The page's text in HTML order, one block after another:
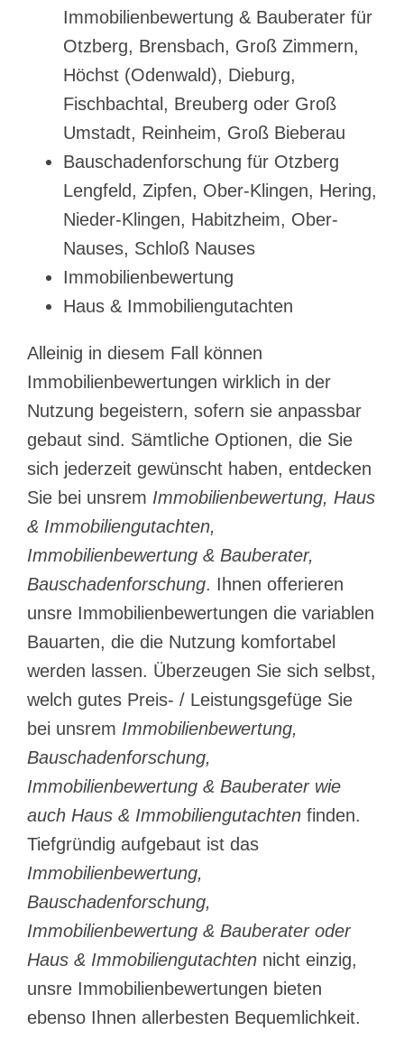
Immobilienbewertung & Bauberater für
Otzberg, Brensbach, Groß Zimmern,
Höchst (Odenwald), Dieburg,
Fischbachtal, Breuberg oder Groß
Umstadt, Reinheim, Groß Bieberau
Bauschadenforschung für Otzberg
Lengfeld, Zipfen, Ober-Klingen, Hering,
Nieder-Klingen, Habitzheim, Ober-
Nauses, Schloß Nauses
Immobilienbewertung
Haus & Immobiliengutachten
Alleinig in diesem Fall können
Immobilienbewertungen wirklich in der
Nutzung begeistern, sofern sie anpassbar
gebaut sind. Sämtliche Optionen, die Sie
sich jederzeit gewünscht haben, entdecken
Sie bei unsrem Immobilienbewertung, Haus
& Immobiliengutachten,
Immobilienbewertung & Bauberater,
Bauschadenforschung. Ihnen offerieren
unsre Immobilienbewertungen die variablen
Bauarten, die die Nutzung komfortabel
werden lassen. Überzeugen Sie sich selbst,
welch gutes Preis- / Leistungsgefüge Sie
bei unsrem Immobilienbewertung,
Bauschadenforschung,
Immobilienbewertung & Bauberater wie
auch Haus & Immobiliengutachten finden.
Tiefgründig aufgebaut ist das
Immobilienbewertung,
Bauschadenforschung,
Immobilienbewertung & Bauberater oder
Haus & Immobiliengutachten nicht einzig,
unsre Immobilienbewertungen bieten
ebenso Ihnen allerbesten Bequemlichkeit.